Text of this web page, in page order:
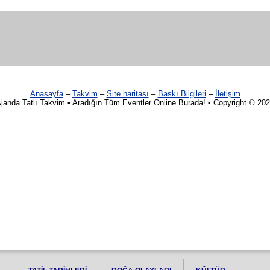
Anasayfa– Takvim – Site haritası – Baskı Bilgileri –
İletişim
Tatlı Takvim • Aradığın Tüm Eventler Online Burada! • Copyright ©